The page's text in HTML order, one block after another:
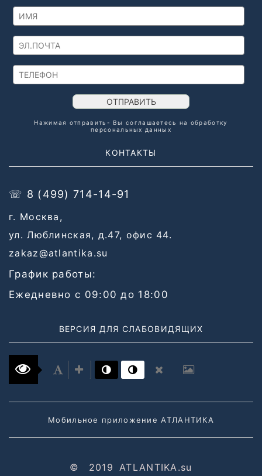
ОТПРАВИТЬ
Нажимая отправить- Вы соглашаетесь на обработку
персональных данных
КОНТАКТЫ
☏ 8 (499) 714-14-91
г. Москва,
ул. Люблинская, д.47, офис 44.
zakaz@atlantika.su
График работы:
Ежедневно с 09:00 до 18:00
ВЕРСИЯ ДЛЯ СЛАБОВИДЯЩИХ
Мобильное приложение АТЛАНТИКА
© 2019 ATLANTIKA.su